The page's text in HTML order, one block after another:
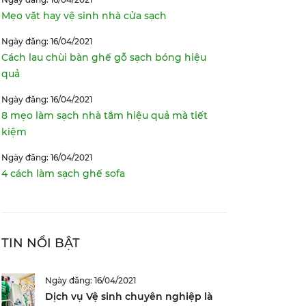
Mẹo vặt hay vệ sinh nhà cửa sạch
Ngày đăng: 16/04/2021
Cách lau chùi bàn ghế gỗ sạch bóng hiệu
quả
Ngày đăng: 16/04/2021
8 mẹo làm sạch nhà tắm hiệu quả mà tiết
kiệm
Ngày đăng: 16/04/2021
4 cách làm sạch ghế sofa
TIN NỔI BẬT
Ngày đăng: 16/04/2021
Dịch vụ Vệ sinh chuyên nghiệp là